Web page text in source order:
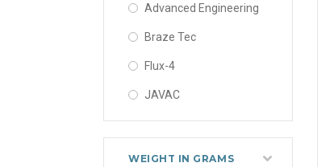
Advanced Engineering
Braze Tec
Flux-4
JAVAC
WEIGHT IN GRAMS